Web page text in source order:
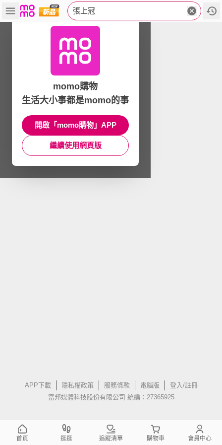
張上冠
APP下載 隱私權政策 服務條款 電腦版
登入/註冊
富邦媒體科技股份有限公司 統編：27365925
momo購物
生活大小事都是momo的事
開啟「momo購物」APP
繼續使用網頁版
首頁 逛逛 追蹤清單 購物車 會員中心